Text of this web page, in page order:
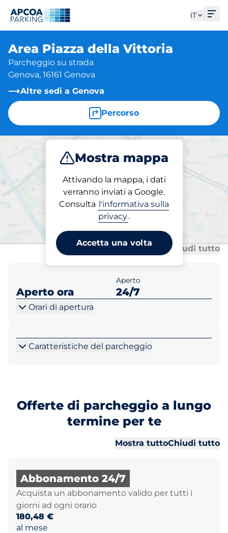
IT
Area Piazza della Vittoria
Parcheggio su strada
Genova, 16161 Genova
Altre sedi a Genova
Percorso
Mostra mappa
Attivando la mappa, i dati
verranno inviati a Google.
Consulta l'informativa sulla
privacy.
Accetta una volta
Parcheggio Abbonamenti
Abbonamenti in loco
Area Piazza della Vittoria
Mostra tutto Chiudi tutto
Aperto ora
Aperto
24/7
Orari di apertura
Caratteristiche del parcheggio
Offerte di parcheggio a lungo
termine per te
Mostra tuttoChiudi tutto
Abbonamento 24/7
Acquista un abbonamento valido per tutti i
giorni ad ogni orario
180,48 €
al mese